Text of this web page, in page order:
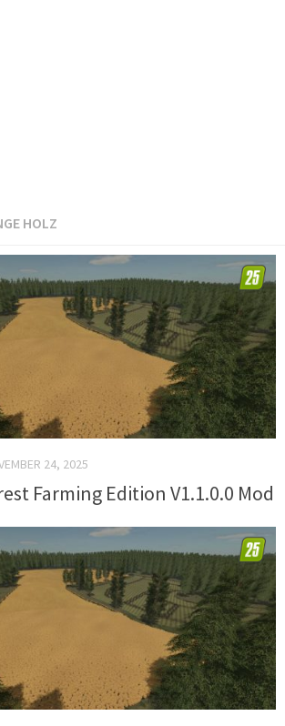
HOLZ
24, 2025
Farming Edition V1.1.0.0 Mod